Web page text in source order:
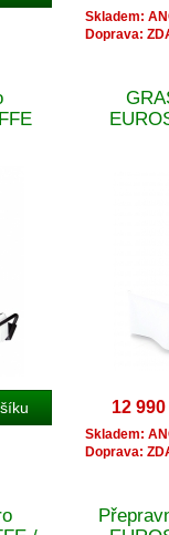
Skladem:
Doprava:
12
Skladem:
Doprava: